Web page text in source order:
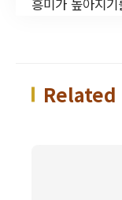
흥미가 높아지
Related